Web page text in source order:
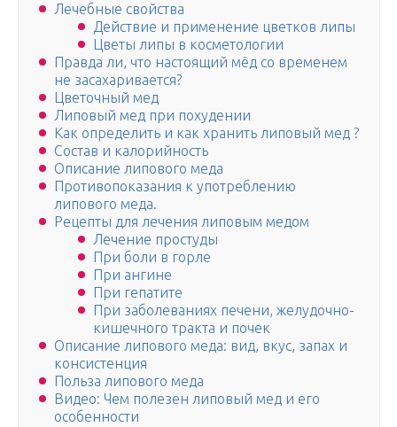
Лечебные свойства
Действие и применение цветков липы
Цветы липы в косметологии
Правда ли, что настоящий мёд со временем
не засахаривается?
Цветочный мед
Липовый мед при похудении
Как определить и как хранить липовый мед ?
Состав и калорийность
Описание липового меда
Противопоказания к употреблению
липового меда.
Рецепты для лечения липовым медом
Лечение простуды
При боли в горле
При ангине
При гепатите
При заболеваниях печени, желудочно-
кишечного тракта и почек
Описание липового меда: вид, вкус, запах и
консистенция
Польза липового меда
Видео: Чем полезен липовый мед и его
особенности